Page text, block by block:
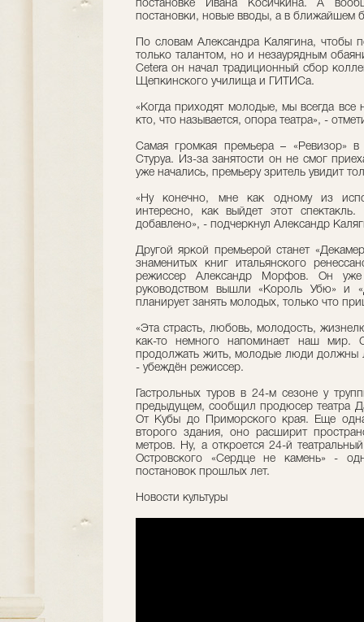
постановке Ивана Косичкина. А
постановки, новые вводы, а в ближайшем
По словам Александра Калягина, чтобы
только талантом, но и незаурядным
Cetera он начал традиционный сбор
Щепкинского училища и ГИТИСа.
«Когда приходят молодые, мы всегда все
кто, что называется, опора театра», -
Самая громкая премьера – «Ревизор» в
Стуруа. Из-за занятости он не смог
уже начались, премьеру зритель увидит
«Ну конечно, мне как одному из
интересно, как выйдет этот
добавлено», - подчеркнул Александр
Другой яркой премьерой станет
знаменитых книг итальянского
режиссер Александр Морфов. Он
руководством вышли «Король Убю» и
планирует занять молодых, только что
«Эта страсть, любовь, молодость,
как-то немного напоминает наш
продолжать жить, молодые люди должны
- убеждён режиссер.
Гастрольных туров в 24-м сезоне у
предыдущем, сообщил продюсер театра
От Кубы до Приморского края. Еще одна
второго здания, оно расширит
метров. Ну, а откроется 24-й
Островского «Сердце не камень» -
постановок прошлых лет.
Новости культуры